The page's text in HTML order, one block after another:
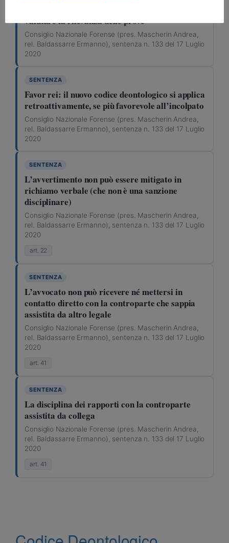
valutare la rilevanza delle prove
Consiglio Nazionale Forense (pres. Mascherin Andrea,
rel. Baldassarre Ermanno), sentenza n. 133 del 17 Luglio
2020
SENTENZA
Favor rei: il nuovo codice deontologico si applica
retroattivamente, se più favorevole all’incolpato
Consiglio Nazionale Forense (pres. Mascherin Andrea,
rel. Baldassarre Ermanno), sentenza n. 133 del 17 Luglio
2020
SENTENZA
L’avvertimento non può essere mitigato in
richiamo verbale (che non è una sanzione
disciplinare)
Consiglio Nazionale Forense (pres. Mascherin Andrea,
rel. Baldassarre Ermanno), sentenza n. 133 del 17 Luglio
2020
art. 22
SENTENZA
L’avvocato non può ricevere né mettersi in
contatto diretto con la controparte che sappia
assistita da altro legale
Consiglio Nazionale Forense (pres. Mascherin Andrea,
rel. Baldassarre Ermanno), sentenza n. 133 del 17 Luglio
2020
art. 41
SENTENZA
La disciplina dei rapporti con la controparte
assistita da collega
Consiglio Nazionale Forense (pres. Mascherin Andrea,
rel. Baldassarre Ermanno), sentenza n. 133 del 17 Luglio
2020
art. 41